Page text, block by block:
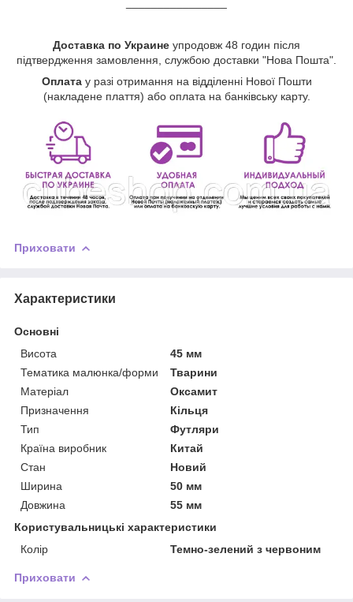
Доставка по Украине упродовж 48 годин після
підтвердження замовлення, службою доставки "Нова Пошта".
Оплата у разі отримання на відділенні Нової Пошти
(накладене плаття) або оплата на банківську карту.
Приховати
Характеристики
Основні
Висота
45 мм
Тематика малюнка/форми
Тварини
Матеріал
Оксамит
Призначення
Кільця
Тип
Футляри
Країна виробник
Китай
Стан
Новий
Ширина
50 мм
Довжина
55 мм
Користувальницькі характеристики
Колір
Темно-зелений з червоним
Приховати